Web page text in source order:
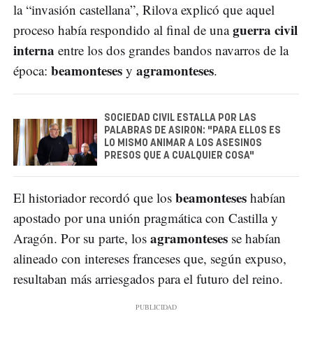
la “invasión castellana”, Rilova explicó que aquel
proceso había respondido al final de unaguerra civil
interna entre los dos grandes bandos navarros de la
época: beamonteses y agramonteses.
SOCIEDAD CIVIL ESTALLA POR LAS
PALABRAS DE ASIRON: "PARA ELLOS ES
LO MISMO ANIMAR A LOS ASESINOS
PRESOS QUE A CUALQUIER COSA"
El historiador recordó que los beamonteses habían
apostado por una unión pragmática con Castilla y
Aragón. Por su parte, los agramonteses se habían
alineado con intereses franceses que, según expuso,
resultaban más arriesgados para el futuro del reino.